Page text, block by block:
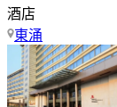
酒店
東涌